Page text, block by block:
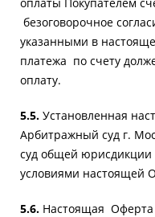
безоговорочное
указанными в
платежа по счету
оплату.
5.5. Установленная
Арбитражный суд г.
суд общей юрисдикции
условиями настоящей
5.6. Настоящая Оферта